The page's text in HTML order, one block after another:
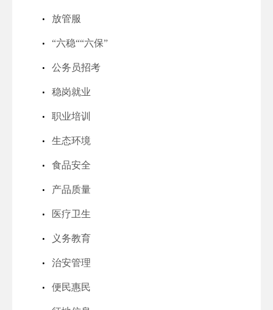
放管服
“六稳““六保”
公务员招考
稳岗就业
职业培训
生态环境
食品安全
产品质量
医疗卫生
义务教育
治安管理
便民惠民